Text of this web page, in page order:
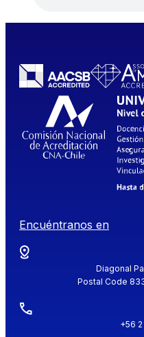
Encuéntranos en
Diagonal
Postal Code
+56